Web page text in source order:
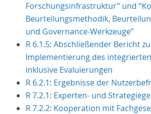
Forschungsinfrastruktur” und
Beurteilungsmethodik,
und Governance-Werkzeuge”
R 6.1.5: Abschließender Bericht
Implementierung des
inklusive Evaluierungen
R 6.2.1: Ergebnisse der
R 7.2.1: Experten- und
R 7.2.2: Kooperation mit